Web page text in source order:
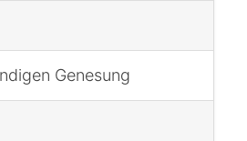
Genesung